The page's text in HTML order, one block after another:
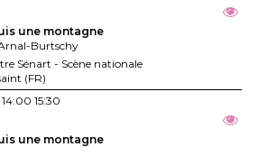
une montagne
Burtschy
Sénart - Scène nationale
(FR)
14:00 15:30
une montagne